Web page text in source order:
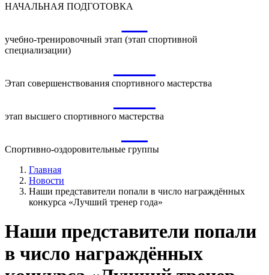
НАЧАЛЬНАЯ ПОДГОТОВКА
учебно-тренировочный этап (этап спортивной
специализации)
Этап совершенствования спортивного мастерства
этап высшего спортивного мастерства
Спортивно-оздоровительные группы
Главная
Новости
Наши представители попали в число награждённых
конкурса «Лучший тренер года»
Наши представители попали
в число награждённых